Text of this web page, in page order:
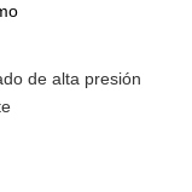
de alta presión